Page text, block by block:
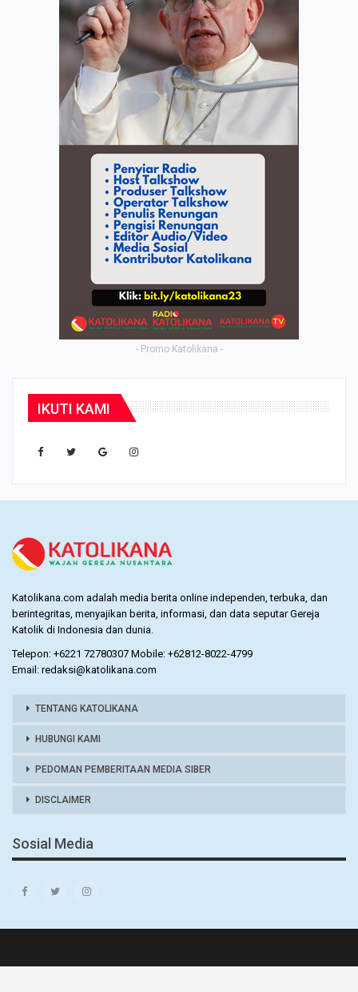
- Promo Katolikana -
IKUTI KAMI
Katolikana.com adalah media berita online independen, terbuka, dan
berintegritas, menyajikan berita, informasi, dan data seputar Gereja
Katolik di Indonesia dan dunia.
Telepon: +6221 72780307 Mobile: +62812-8022-4799
Email: redaksi@katolikana.com
TENTANG KATOLIKANA
HUBUNGI KAMI
PEDOMAN PEMBERITAAN MEDIA SIBER
DISCLAIMER
Sosial Media